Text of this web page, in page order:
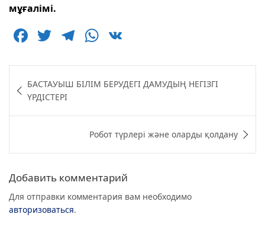
мұғалімі.
F
c
e
b
o
T
itt
er
T
e
g
ra
m
W
at
s
A
p
p
по
записям
БАСТАУЫШ БІЛІМ БЕРУДЕГІ ДАМУДЫҢ НЕГІЗГІ
ҮРДІСТЕРІ
Робот түрлері және оларды қолдану
Добавить комментарий
Для отправки комментария вам необходимо
авторизоваться.